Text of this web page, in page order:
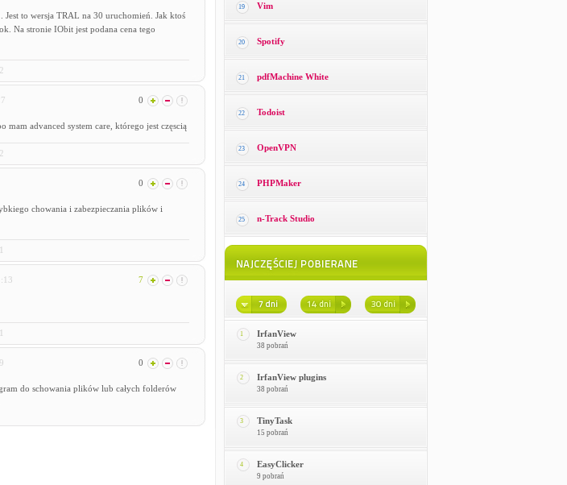
Jest to wersja TRAL na 30 uruchomień. Jak ktoś
Na stronie IObit jest podana cena tego
0
mam advanced system care, którego jest częscią
0
chowania i zabezpieczania plików i
7
0
do schowania plików lub całych folderów
19 Vim
20 Spotify
21 pdfMachine White
22 Todoist
23 OpenVPN
24 PHPMaker
25 n-Track Studio
1 IrfanView
38 pobrań
2 IrfanView plugins
38 pobrań
3 TinyTask
15 pobrań
4 EasyClicker
9 pobrań